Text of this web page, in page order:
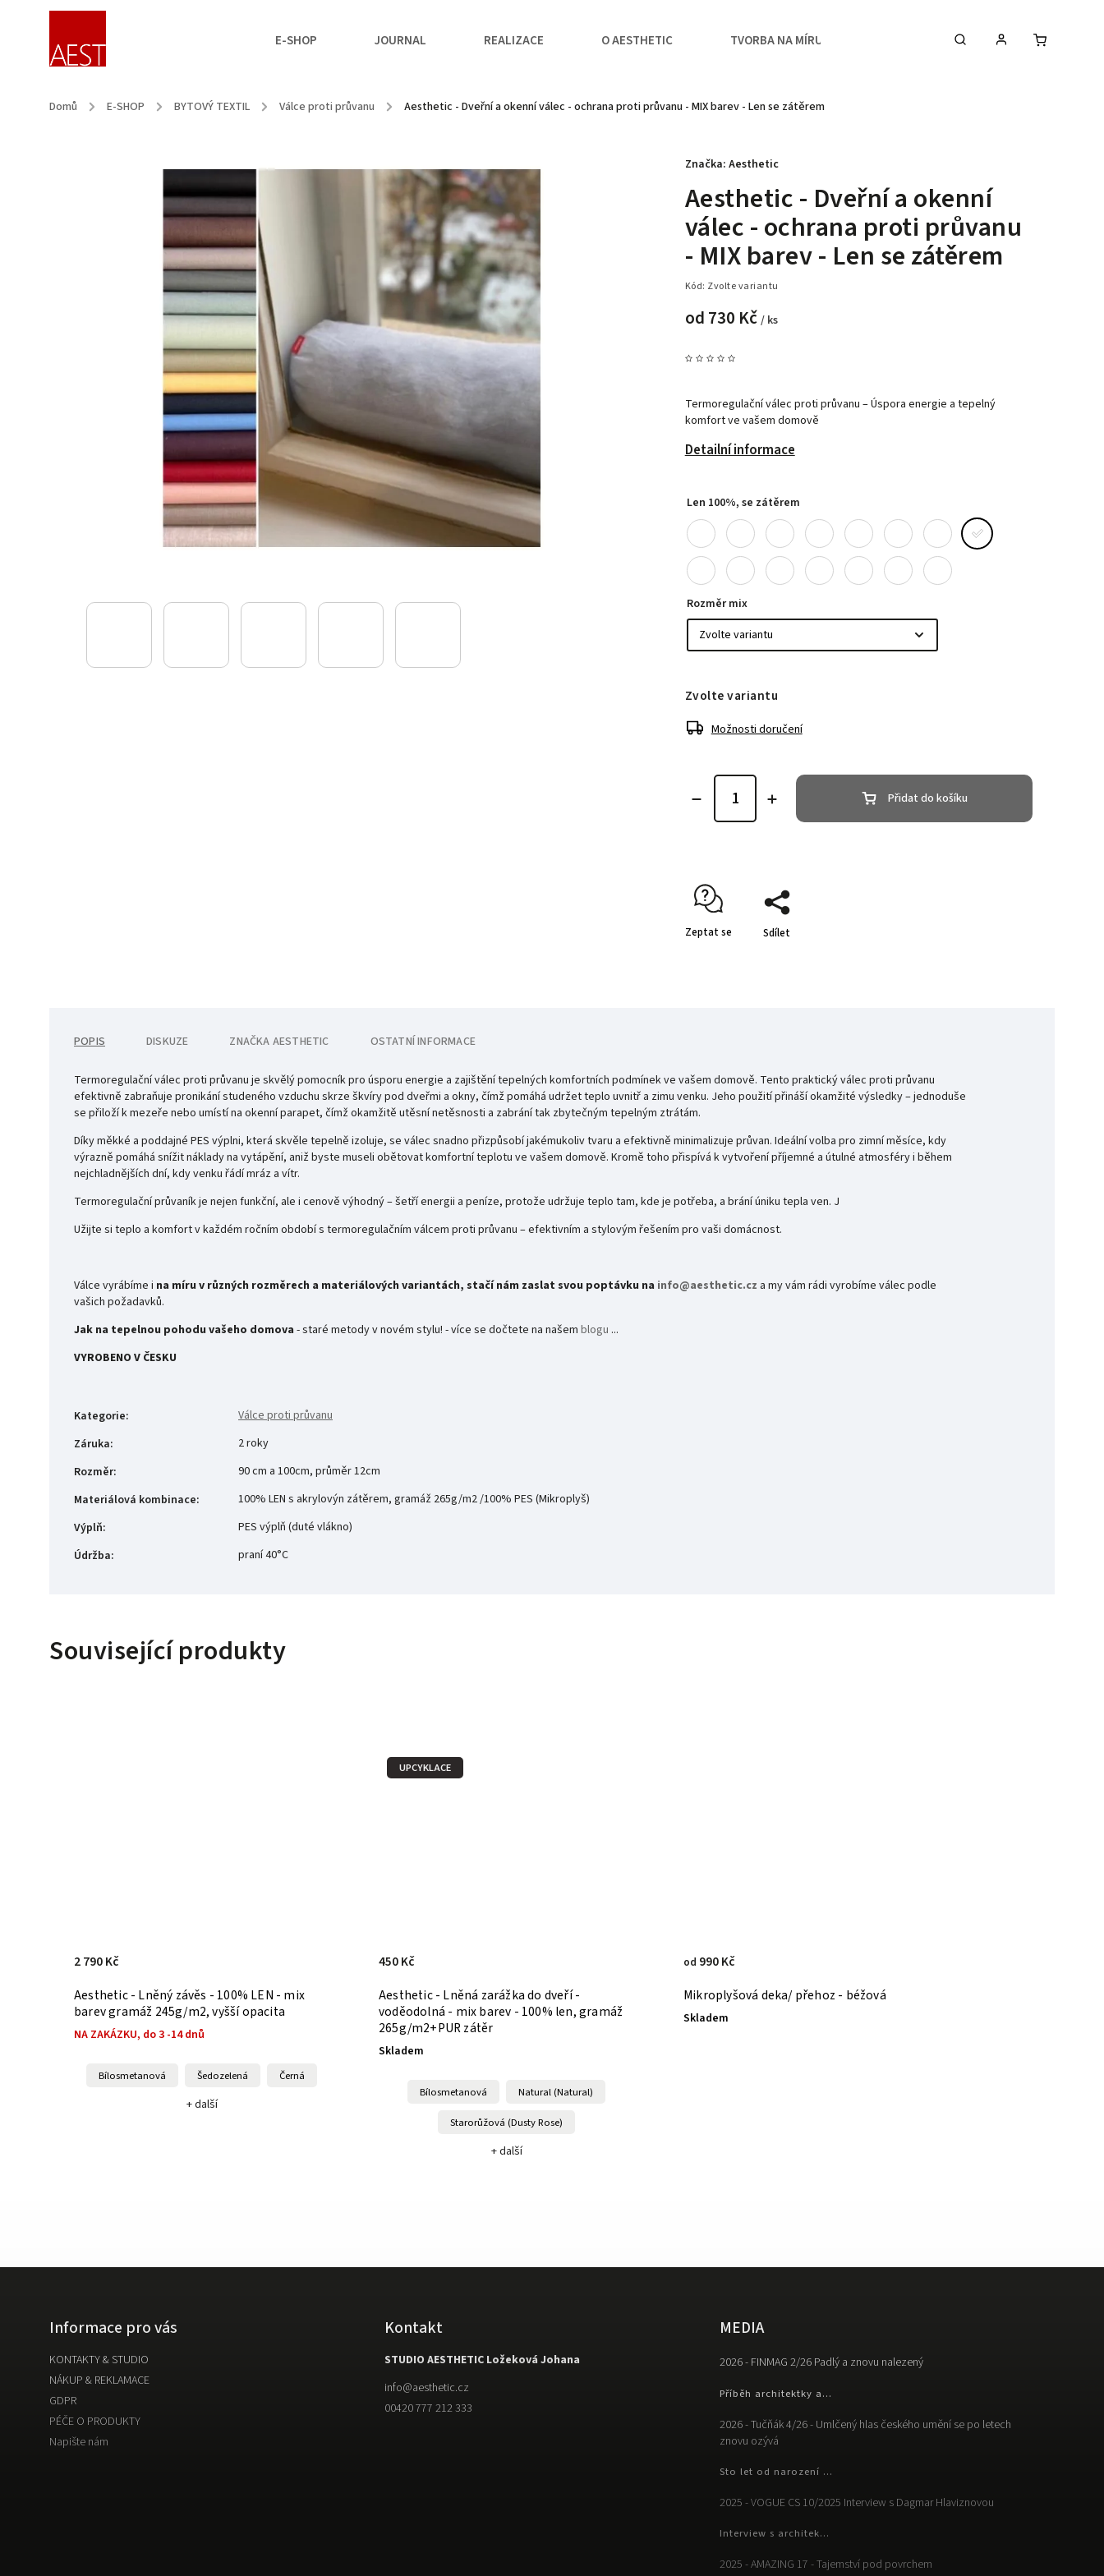
E-SHOP JOURNAL REALIZACE O AESTHETIC TVORBA NA MÍRU KONTAKTY & STUDIO
Domů / E-SHOP / BYTOVÝ TEXTIL / Válce proti průvanu / Aesthetic - Dveřní a okenní válec - ochrana proti průvanu - MIX barev - Len se zátěrem
Aesthetic - Dveřní a okenní
válec - ochrana proti průvanu
- MIX barev - Len se zátěrem
Kód: Zvolte variantu
od 730 Kč / ks
Termoregulační válec proti průvanu – Úspora energie a tepelný
komfort ve vašem domově
Detailní informace
Značka: Aesthetic
Len 100%, se zátěrem
Rozměr mix
Zvolte variantu
Možnosti doručení
Přidat do košíku
Zeptat se Sdílet
POPIS DISKUZE ZNAČKA AESTHETIC OSTATNÍ INFORMACE
Termoregulační válec proti průvanu je skvělý pomocník pro úsporu energie a zajištění tepelných komfortních podmínek ve vašem domově. Tento praktický válec proti průvanu
efektivně zabraňuje pronikání studeného vzduchu skrze škvíry pod dveřmi a okny, čímž pomáhá udržet teplo uvnitř a zimu venku. Jeho použití přináší okamžité výsledky – jednoduše
se přiloží k mezeře nebo umístí na okenní parapet, čímž okamžitě utěsní netěsnosti a zabrání tak zbytečným tepelným ztrátám.
Díky měkké a poddajné PES výplni, která skvěle tepelně izoluje, se válec snadno přizpůsobí jakémukoliv tvaru a efektivně minimalizuje průvan. Ideální volba pro zimní měsíce, kdy
výrazně pomáhá snížit náklady na vytápění, aniž byste museli obětovat komfortní teplotu ve vašem domově. Kromě toho přispívá k vytvoření příjemné a útulné atmosféry i během
nejchladnějších dní, kdy venku řádí mráz a vítr.
Termoregulační průvaník je nejen funkční, ale i cenově výhodný – šetří energii a peníze, protože udržuje teplo tam, kde je potřeba, a brání úniku tepla ven. J
Užijte si teplo a komfort v každém ročním období s termoregulačním válcem proti průvanu – efektivním a stylovým řešením pro vaši domácnost.
Válce vyrábíme i na míru v různých rozměrech a materiálových variantách, stačí nám zaslat svou poptávku na info@aesthetic.cz a my vám rádi vyrobíme válec podle
vašich požadavků.
Jak na tepelnou pohodu vašeho domova - staré metody v novém stylu! - více se dočtete na našem blogu ...
VYROBENO V ČESKU
Kategorie:
Válce proti průvanu
Záruka:
2 roky
Rozměr:
90 cm a 100cm, průměr 12cm
Materiálová kombinace:
100% LEN s akrylovýn zátěrem, gramáž 265g/m2 /100% PES (Mikroplyš)
Výplň:
PES výplň (duté vlákno)
Údržba: praní 40°C
Související produkty
Aesthetic - Lněný závěs - 100% LEN - mix
barev gramáž 245g/m2, vyšší opacita
NA ZAKÁZKU, do 3 -14 dnů
2 790 Kč
Bílosmetanová Šedozelená Černá
+ další
UPCYKLACE
Aesthetic - Lněná zarážka do dveří -
voděodolná - mix barev - 100% len, gramáž
265g/m2+PUR zátěr
Skladem
450 Kč
Bílosmetanová Natural (Natural)
Starorůžová (Dusty Rose)
+ další
Mikroplyšová deka/ přehoz - béžová
Skladem
od 990 Kč
Informace pro vás
KONTAKTY & STUDIO
NÁKUP & REKLAMACE
GDPR
PÉČE O PRODUKTY
Napište nám
Kontakt
STUDIO AESTHETIC Ložeková Johana
info@aesthetic.cz
00420 777 212 333
MEDIA
2026 - FINMAG 2/26 Padlý a znovu nalezený
Příběh architektky a...
2026 - Tučňák 4/26 - Umlčený hlas českého umění se po letech
znovu ozývá
Sto let od narození ...
2025 - VOGUE CS 10/2025 Interview s Dagmar Hlaviznovou
Interview s architek...
2025 - AMAZING 17 - Tajemství pod povrchem